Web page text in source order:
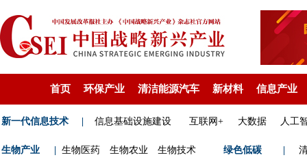
首页 环保产业 清洁能源汽车 新材料 信息产业
新一代信息技术 信息基础设施建设 互联网+ 大数据 人工
生物产业 生物医药 生物农业 生物技术 绿色低碳